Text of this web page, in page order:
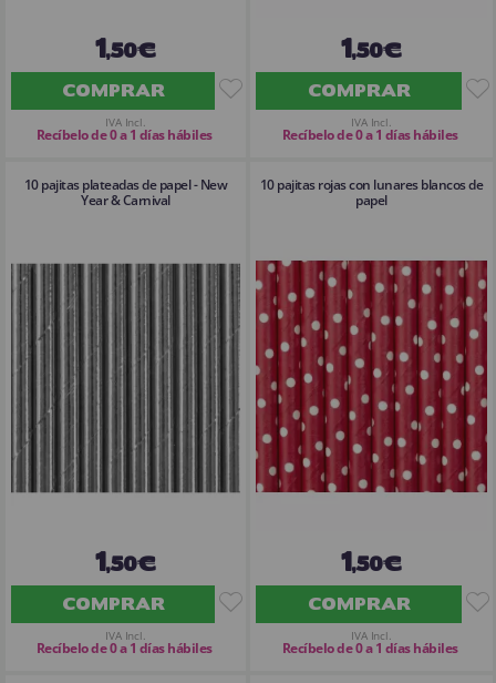
1,50€
COMPRAR
IVA Incl.
Recíbelo de 0 a 1 días hábiles
1,50€
COMPRAR
IVA Incl.
Recíbelo de 0 a 1 días hábiles
10 pajitas plateadas de papel - New
Year & Carnival
1,50€
COMPRAR
IVA Incl.
Recíbelo de 0 a 1 días hábiles
10 pajitas rojas con lunares blancos de
papel
1,50€
COMPRAR
IVA Incl.
Recíbelo de 0 a 1 días hábiles